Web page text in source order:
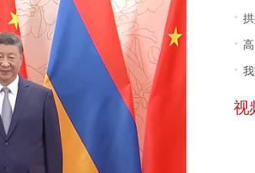
· 拱
· 高
·
视